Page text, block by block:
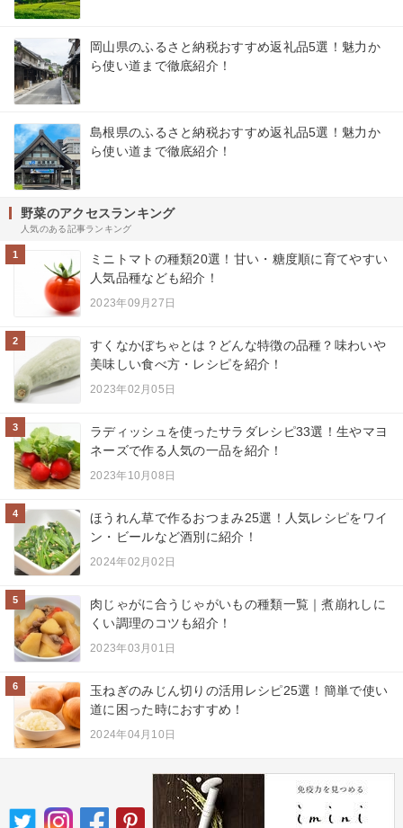
岡山県のふるさと納税おすすめ返礼品5選！魅力か
ら使い道まで徹底紹介！
島根県のふるさと納税おすすめ返礼品5選！魅力か
ら使い道まで徹底紹介！
野菜のアクセスランキング
人気のある記事ランキング
1
ミニトマトの種類20選！甘い・糖度順に育てやすい
人気品種なども紹介！
2023年09月27日
2
すくなかぼちゃとは？どんな特徴の品種？味わいや
美味しい食べ方・レシピを紹介！
2023年02月05日
3
ラディッシュを使ったサラダレシピ33選！生やマヨ
ネーズで作る人気の一品を紹介！
2023年10月08日
4
ほうれん草で作るおつまみ25選！人気レシピをワイ
ン・ビールなど酒別に紹介！
2024年02月02日
5
肉じゃがに合うじゃがいもの種類一覧｜煮崩れしに
くい調理のコツも紹介！
2023年03月01日
6
玉ねぎのみじん切りの活用レシピ25選！簡単で使い
道に困った時におすすめ！
2024年04月10日